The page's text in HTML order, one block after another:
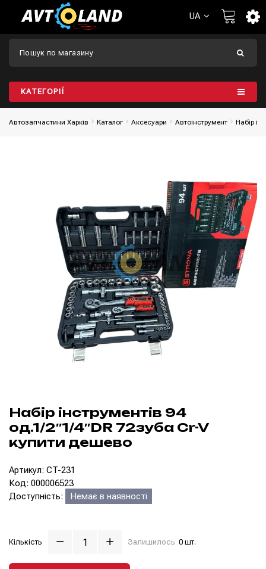
UA
КАТЕГОРІЇ
Автозапчастини Харків Каталог Аксесуари Автоінструмент Набір
Набір інструментів 94
од.1/2″1/4″DR 72зуба Cr-V
купити дешево
Артикул: CT-231
Код: 000006523
Доступність:
Немає в наявності
Кількість Залишилось: 0 шт.